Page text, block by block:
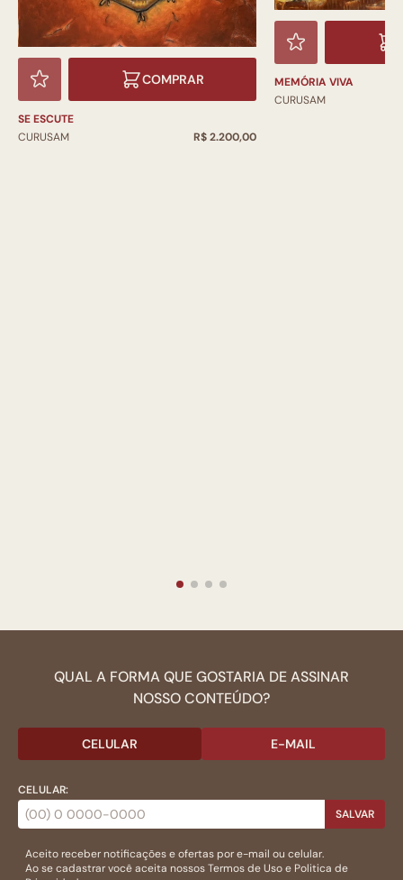
COMPRAR
SE ESCUTE
CURUSAM
R$ 2.200,00
MEMÓRIA VIVA
CURUSAM
QUAL A FORMA QUE GOSTARIA DE ASSINAR
NOSSO CONTEÚDO?
CELULAR E-MAIL
CELULAR:
SALVAR
Aceito receber notificações e ofertas por e-mail ou celular.
Ao se cadastrar você aceita nossosTermos de Usoe Politica de